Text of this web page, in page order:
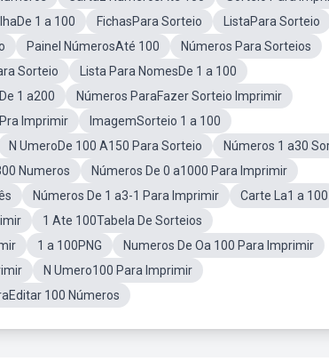
1 a 100 FichasPara Sorteio
ListaPara Sorteio
Painel NúmerosAté 100
Números Para Sorteios
Sorteio
Lista Para NomesDe 1 a 100
1 a200
Números ParaFazer Sorteio Imprimir
Imprimir
ImagemSorteio 1 a 100
N UmeroDe 100 A150 Para Sorteio
Números 1 a30
Numeros
Números De 0 a1000 Para Imprimir
Números De 1 a3-1 Para Imprimir
Carte La1 a 100
1 Ate 100Tabela De Sorteios
1 a 100PNG
Numeros De Oa 100 Para Imprimir
N Umero100 Para Imprimir
100 Números